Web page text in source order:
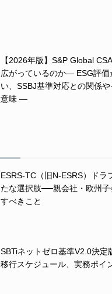
【2026年版】S&P Global
広がっているのか― ESG評価
い、SSBJ基準対応との関係
意味 ―
ESRS-TC（旧N-ESRS）ドラ
たな選択肢──親会社・欧州子
すべきこと
SBTiネットゼロ基準V2.0決定
移行スケジュール、実務ポイ